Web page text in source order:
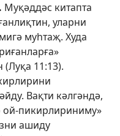
Муқәддәс китапта
уларни
муһтаҗ. Худа
(Луқа 11:13).
Вақти кәлгәндә,
ой-пикирлириниму»
ашиду